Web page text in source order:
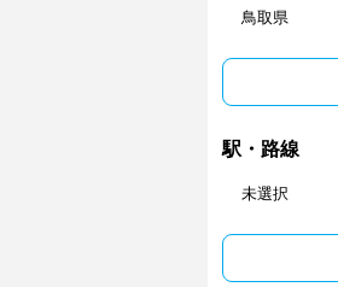
鳥取県
駅・路線
未選択